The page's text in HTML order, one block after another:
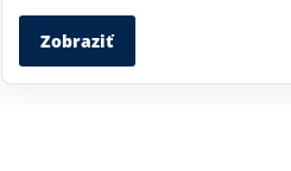
Zobraziť